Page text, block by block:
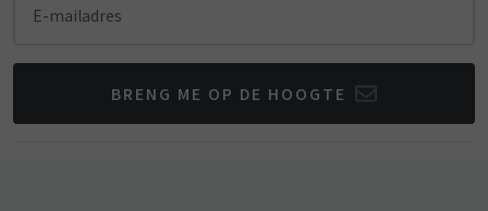
E-mailadres
BRENG ME OP DE HOOGTE